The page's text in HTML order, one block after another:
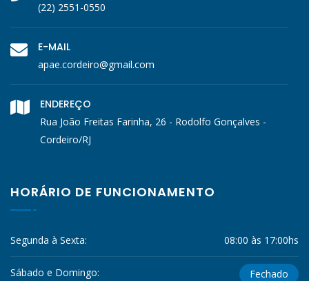
(22) 2551-0550
E-MAIL
apae.cordeiro@gmail.com
ENDEREÇO
Rua João Freitas Farinha, 26 - Rodolfo Gonçalves -
Cordeiro/RJ
HORÁRIO DE FUNCIONAMENTO
Segunda à Sexta: 08:00 às 17:00hs
Sábado e Domingo: Fechado